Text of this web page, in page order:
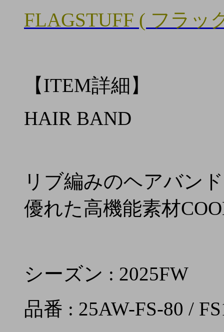
FLAGSTUFF ( フラッ
【ITEM詳細】
HAIR BAND
リブ編みのヘアバン
優れた高機能素材
シーズン : 2025FW
品番 : 25AW-FS-80 /